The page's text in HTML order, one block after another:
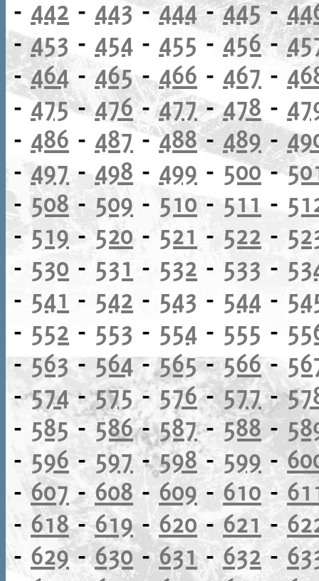
- 442 - 443-444-445-
-453 - 454 - 455 - 456-
-464 -465- 466 - 467 -
-475-476-477-478 -
- 486 - 487-488-489-
-497 - 498 - 499 - 500-
-508-509 - 510- 511 -
-519-520 - 521 - 522 -
- 530 - 531 - 532 - 533 -
- 541 - 542 - 543 - 544 -
- 552 - 553 - 554 - 555 -
-563-564-565-566-
-574-575-576-577-
- 585-586-587-588-
- 596 - 597-598-599 -
-607 -608 - 609 - 610 -
- 618-619-620 - 621 -
- 629-630-631- 632-